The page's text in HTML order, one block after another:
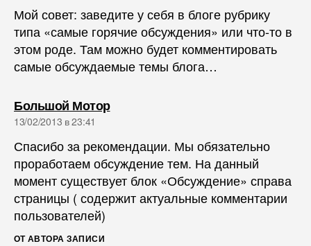
Мой совет: заведите у себя в блоге рубрику
типа «самые горячие обсуждения» или что-то в
этом роде. Там можно будет комментировать
самые обсуждаемые темы блога…
Большой Моторпишет:
13/02/2013 в 23:41
Спасибо за рекомендации. Мы обязательно
проработаем обсуждение тем. На данный
момент существует блок «Обсуждение» справа
страницы ( содержит актуальные комментарии
пользователей)
ОТ АВТОРА ЗАПИСИ